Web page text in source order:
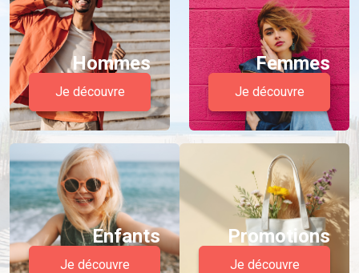
Hommes
Je découvre
Femmes
Je découvre
Enfants
Je découvre
Promotions
Je découvre